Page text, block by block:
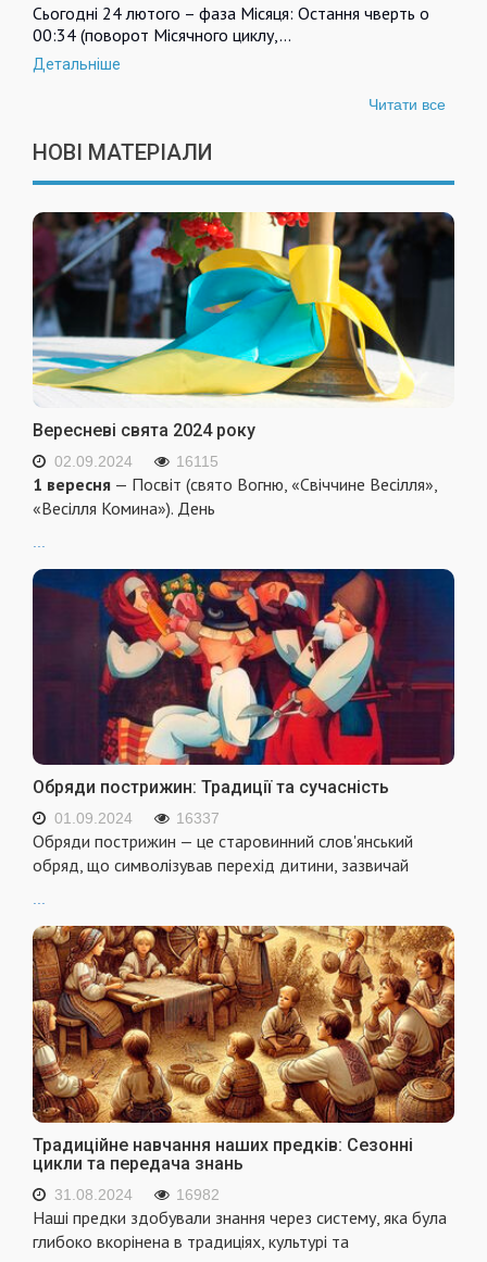
Сьогодні 24 лютого – фаза Місяця: Остання чверть о
00:34 (поворот Місячного циклу,…
Детальніше
Читати все
НОВІ МАТЕРІАЛИ
Вересневі свята 2024 року
02.09.2024 16115
1 вересня — Посвіт (свято Вогню, «Свіччине Весілля»,
«Весілля Комина»). День
Обряди пострижин: Традиції та сучасність
01.09.2024 16337
Обряди пострижин — це старовинний слов'янський
обряд, що символізував перехід дитини, зазвичай
Традиційне навчання наших предків: Сезонні
цикли та передача знань
31.08.2024 16982
Наші предки здобували знання через систему, яка була
глибоко вкорінена в традиціях, культурі та